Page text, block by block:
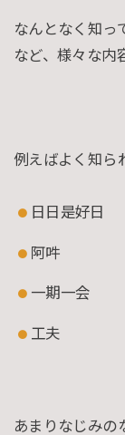
なんとなく知っ
など、様々な内
例えばよく知ら
日日是好日
阿吽
一期一会
工夫
あまりなじみの